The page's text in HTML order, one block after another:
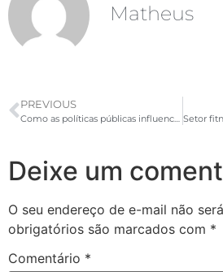
Matheus
PREVIOUS
Como as políticas públicas influenciam no setor de academias?
Deixe um
O seu endereço de e-mail não
obrigatórios são marcados com *
Comentário *